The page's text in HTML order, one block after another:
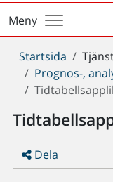
Meny
Du
är
här:
Startsida
Prognos-,
Dela